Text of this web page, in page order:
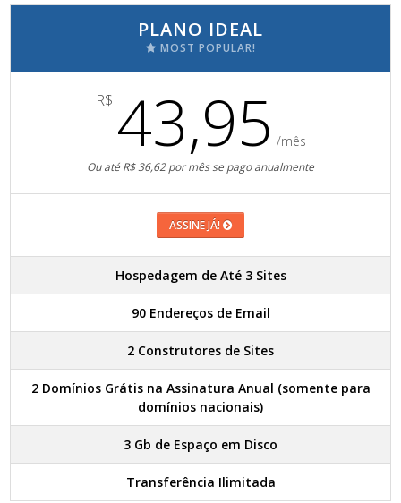
PLANO IDEAL
MOST POPULAR!
R$ 43,95 /mês
Ou até R$ 36,62 por mês se pago anualmente
ASSINE JÁ!
Hospedagem de Até 3 Sites
90 Endereços de Email
2 Construtores de Sites
2 Domínios Grátis na Assinatura Anual (somente para
domínios nacionais)
3 Gb de Espaço em Disco
Transferência Ilimitada